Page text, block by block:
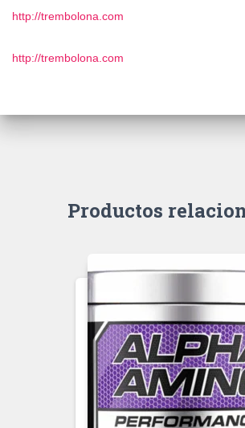
http://trembolona.com
http://trembolona.com
Productos